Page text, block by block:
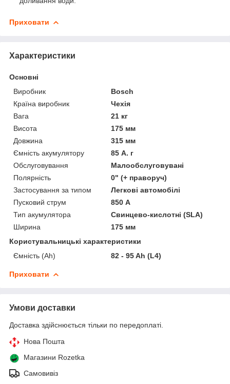
Приховати
Характеристики
Основні
Виробник
Bosch
Країна виробник
Чехія
Вага
21 кг
Висота
175 мм
Довжина
315 мм
Ємність акумулятору
85 А. г
Обслуговування
Малообслуговувані
Полярність
0" (+ праворуч)
Застосування за типом
Легкові автомобілі
Пусковий струм
850 А
Тип акумулятора
Свинцево-кислотні (SLA)
Ширина
175 мм
Користувальницькі характеристики
Ємність (Ah)
82 - 95 Ah (L4)
Приховати
Умови доставки
Доставка здійснюється тільки по передоплаті.
Нова Пошта
Магазини Rozetka
Самовивіз